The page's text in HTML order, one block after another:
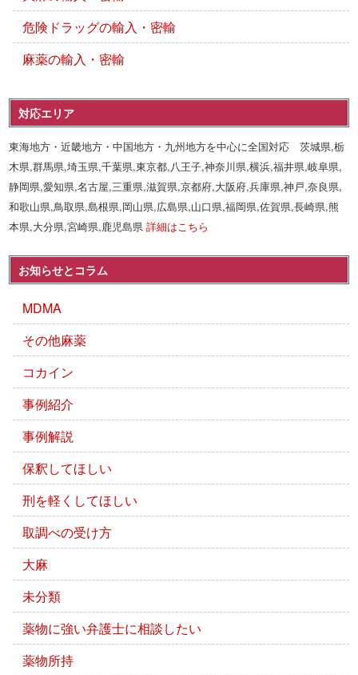
危険ドラッグの輸入・密輸
麻薬の輸入・密輸
対応エリア
東海地方・近畿地方・中国地方・九州地方を中心に全国対応 茨城県,栃
木県,群馬県,埼玉県,千葉県,東京都,八王子,神奈川県,横浜,福井県,岐阜県,
静岡県,愛知県,名古屋,三重県,滋賀県,京都府,大阪府,兵庫県,神戸,奈良県,
和歌山県,鳥取県,島根県,岡山県,広島県,山口県,福岡県,佐賀県,長崎県,熊
本県,大分県,宮崎県,鹿児島県詳細はこちら
お知らせとコラム
MDMA
その他麻薬
コカイン
事例紹介
事例解説
保釈してほしい
刑を軽くしてほしい
取調べの受け方
大麻
未分類
薬物に強い弁護士に相談したい
薬物所持